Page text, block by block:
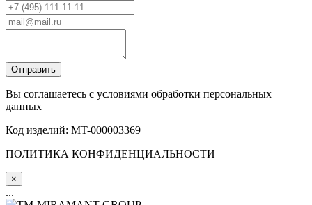
Вы соглашаетесь с условиями обработки персональных
данных
Код изделий: MT-000003369
ПОЛИТИКА КОНФИДЕНЦИАЛЬНОСТИ
×
...